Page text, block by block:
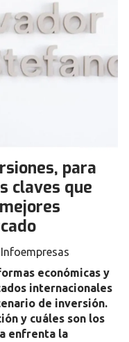
para
claves que
Infoempresas
económicas y
internacionales
de inversión.
y cuáles son los
enfrenta la